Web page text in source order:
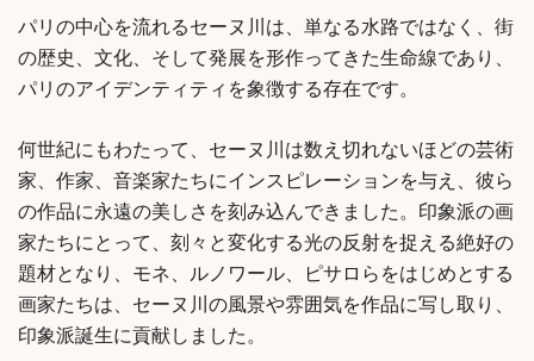
パリの中心を流れるセーヌ川は、単なる水路ではなく、街
の歴史、文化、そして発展を形作ってきた生命線であり、
パリのアイデンティティを象徴する存在です。
何世紀にもわたって、セーヌ川は数え切れないほどの芸術
家、作家、音楽家たちにインスピレーションを与え、彼ら
の作品に永遠の美しさを刻み込んできました。印象派の画
家たちにとって、刻々と変化する光の反射を捉える絶好の
題材となり、モネ、ルノワール、ピサロらをはじめとする
画家たちは、セーヌ川の風景や雰囲気を作品に写し取り、
印象派誕生に貢献しました。